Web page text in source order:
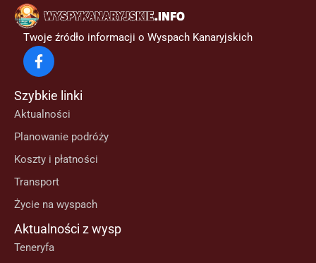
Twoje źródło informacji o Wyspach Kanaryjskich
Szybkie linki
Aktualności
Planowanie podróży
Koszty i płatności
Transport
Życie na wyspach
Aktualności z wysp
Teneryfa